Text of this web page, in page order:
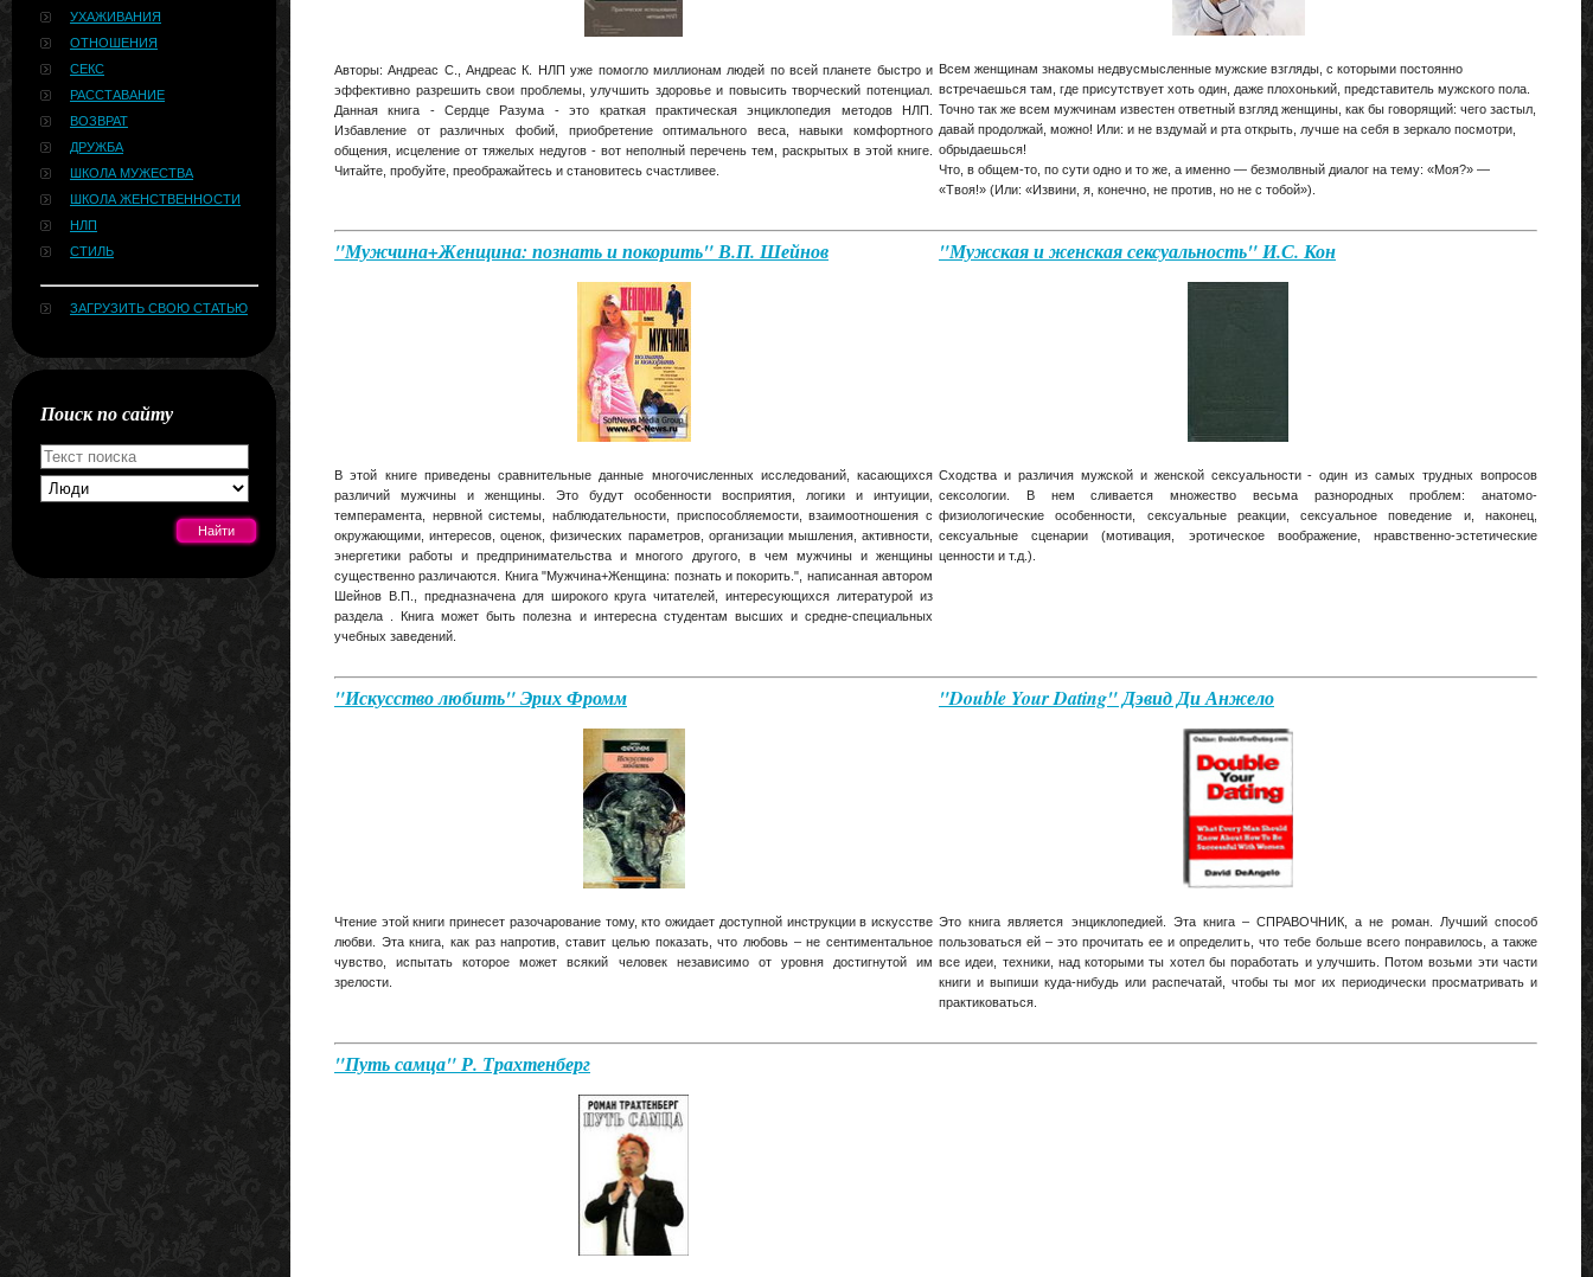
УХАЖИВАНИЯ
ОТНОШЕНИЯ
СЕКС
РАССТАВАНИЕ
ВОЗВРАТ
ДРУЖБА
ШКОЛА МУЖЕСТВА
ШКОЛА ЖЕНСТВЕННОСТИ
НЛП
СТИЛЬ
ЗАГРУЗИТЬ СВОЮ СТАТЬЮ
Поиск по сайту
Авторы: Андреас С., Андреас К. НЛП уже помогло миллионам людей по всей планете быстро и
эффективно разрешить свои проблемы, улучшить здоровье и повысить творческий потенциал.
Данная книга - Сердце Разума - это краткая практическая энциклопедия методов НЛП.
Избавление от различных фобий, приобретение оптимального веса, навыки комфортного
общения, исцеление от тяжелых недугов - вот неполный перечень тем, раскрытых в этой книге.
Читайте, пробуйте, преображайтесь и становитесь счастливее.
Всем женщинам знакомы недвусмысленные мужские взгляды, с которыми постоянно
встречаешься там, где присутствует хоть один, даже плохонький, представитель мужского пола.
Точно так же всем мужчинам известен ответный взгляд женщины, как бы говорящий: чего застыл,
давай продолжай, можно! Или: и не вздумай и рта открыть, лучше на себя в зеркало посмотри,
обрыдаешься!
Что, в общем-то, по сути одно и то же, а именно — безмолвный диалог на тему: «Моя?» —
«Твоя!» (Или: «Извини, я, конечно, не против, но не с тобой»).
"Мужчина+Женщина: познать и покорить" В.П. Шейнов
В этой книге приведены сравнительные данные многочисленных исследований, касающихся
различий мужчины и женщины. Это будут особенности восприятия, логики и интуиции,
темперамента, нервной системы, наблюдательности, приспособляемости, взаимоотношения с
окружающими, интересов, оценок, физических параметров, организации мышления, активности,
энергетики работы и предпринимательства и многого другого, в чем мужчины и женщины
существенно различаются. Книга "Мужчина+Женщина: познать и покорить.", написанная автором
Шейнов В.П., предназначена для широкого круга читателей, интересующихся литературой из
раздела . Книга может быть полезна и интересна студентам высших и средне-специальных
учебных заведений.
"Мужская и женская сексуальность" И.С. Кон
Сходства и различия мужской и женской сексуальности - один из самых трудных вопросов
сексологии. В нем сливается множество весьма разнородных проблем: анатомо-
физиологические особенности, сексуальные реакции, сексуальное поведение и, наконец,
сексуальные сценарии (мотивация, эротическое воображение, нравственно-эстетические
ценности и т.д.).
"Искусство любить" Эрих Фромм
Чтение этой книги принесет разочарование тому, кто ожидает доступной инструкции в искусстве
любви. Эта книга, как раз напротив, ставит целью показать, что любовь – не сентиментальное
чувство, испытать которое может всякий человек независимо от уровня достигнутой им
зрелости.
"Double Your Dating" Дэвид Ди Анжело
Это книга является энциклопедией. Эта книга – СПРАВОЧНИК, а не роман. Лучший способ
пользоваться ей – это прочитать ее и определить, что тебе больше всего понравилось, а также
все идеи, техники, над которыми ты хотел бы поработать и улучшить. Потом возьми эти части
книги и выпиши куда-нибудь или распечатай, чтобы ты мог их периодически просматривать и
практиковаться.
"Путь самца" Р. Трахтенберг